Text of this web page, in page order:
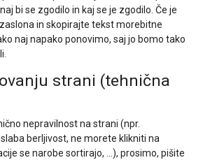
bi se zgodilo in kaj se je zgodilo. Če je
in skopirajte tekst morebitne
naj napako ponovimo, saj jo bomo tako
strani (tehnična
nepravilnost na strani (npr.
berljivost, ne morete klikniti na
se narobe sortirajo, …), prosimo, pišite